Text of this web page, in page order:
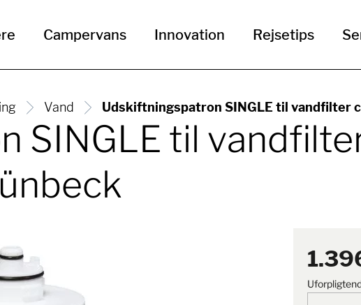
Campervans Innovation Rejsetips
Vand Udskiftningspatron SINGLE til vandfilter
SINGLE til